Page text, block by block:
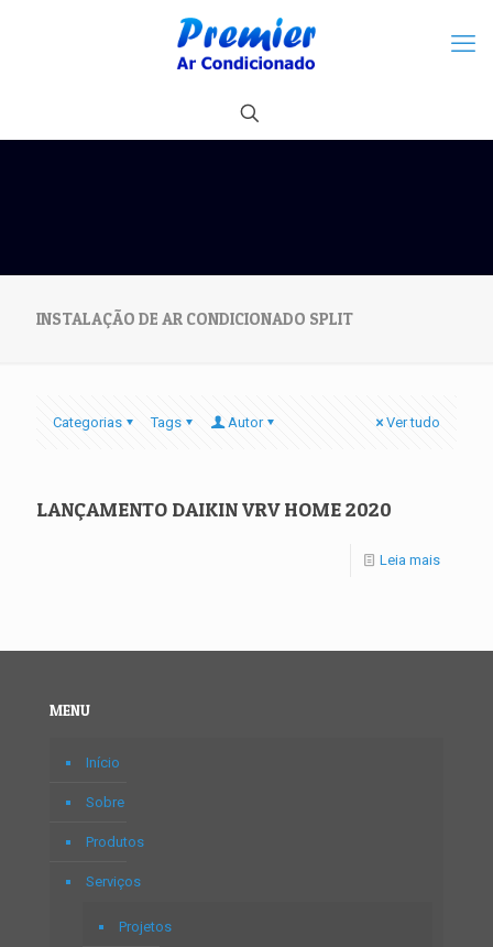
INSTALAÇÃO DE AR CONDICIONADO SPLIT
Categorias Tags Autor Ver tudo
LANÇAMENTO DAIKIN VRV HOME 2020
Leia mais
MENU
Início
Sobre
Produtos
Serviços
Projetos